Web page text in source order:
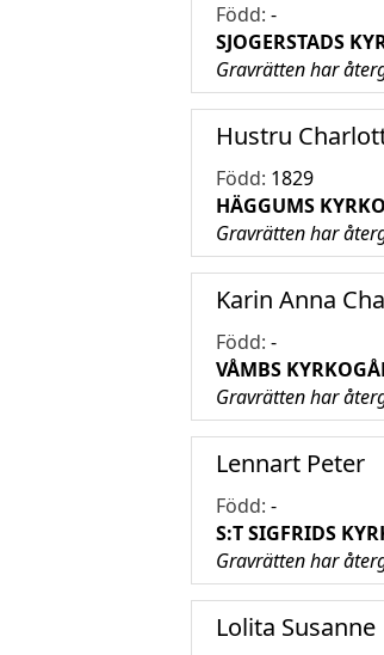
Född: -
SJOGERSTADS
Gravrätten har
Hustru
Född: 1829
HÄGGUMS
Gravrätten har
Karin Anna
Född: -
VÅMBS
Gravrätten har
Lennart Peter
Född: -
S:T SIGFRIDS
Gravrätten har
Lolita Susanne